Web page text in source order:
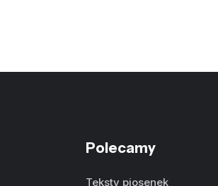
Polecamy
Teksty piosenek